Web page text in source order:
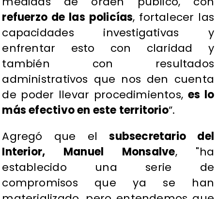
refuerzo de las policías, fortalecer las
capacidades investigativas y
enfrentar esto con claridad y
también con resultados
administrativos que nos den cuenta
de poder llevar procedimientos, es lo
más efectivo en este territorio”.
Agregó que elsubsecretario del
Interior, Manuel Monsalve, "ha
establecido una serie de
compromisos que ya se han